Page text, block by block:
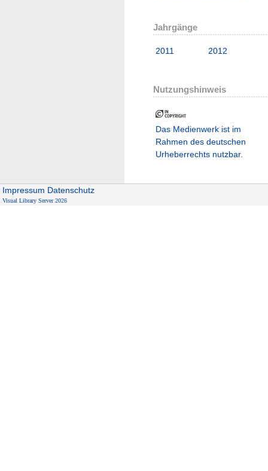
Jahrgänge
2011 2012
Nutzungshinweis
Das Medienwerk ist im
Rahmen des deutschen
Urheberrechts nutzbar.
Impressum Datenschutz
Visual Library Server 2026